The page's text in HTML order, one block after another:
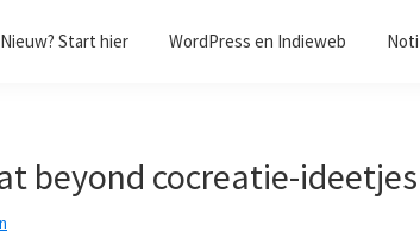
Nieuw? Start hier WordPress en Indieweb
beyond cocreatie-ideetjes